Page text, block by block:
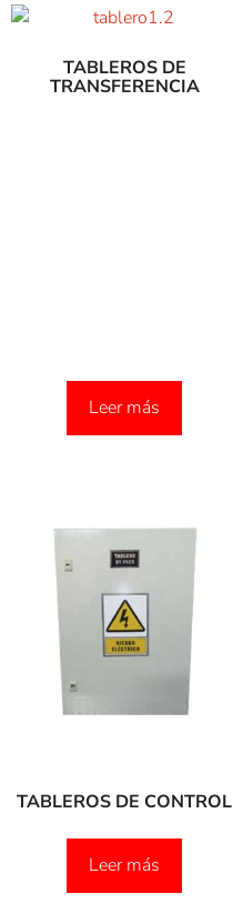
TABLEROS DE
TRANSFERENCIA
Leer más
TABLEROS DE CONTROL
Leer más